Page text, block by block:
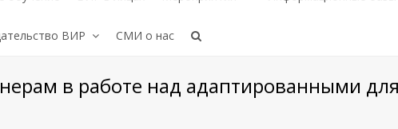
ВИР СМИ о нас
в работе над адаптированными